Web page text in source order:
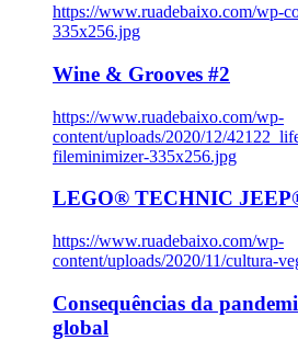
https://www.ruadebaixo.com/wp-
335x256.jpg
Wine & Grooves #2
https://www.ruadebaixo.com/wp-
content/uploads/2020/12/
fileminimizer-335x256.jpg
LEGO® TECHNIC
https://www.ruadebaixo.com/wp-
content/uploads/2020/11/cultura-
Consequências da
global